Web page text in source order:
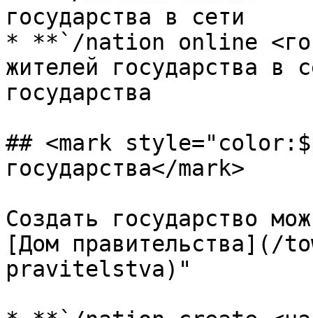
государства в сети
* **`/nation online
жителей государства в
государства
## <mark
государства</mark>
Создать государство
[Дом правительства](/
pravitelstva)"